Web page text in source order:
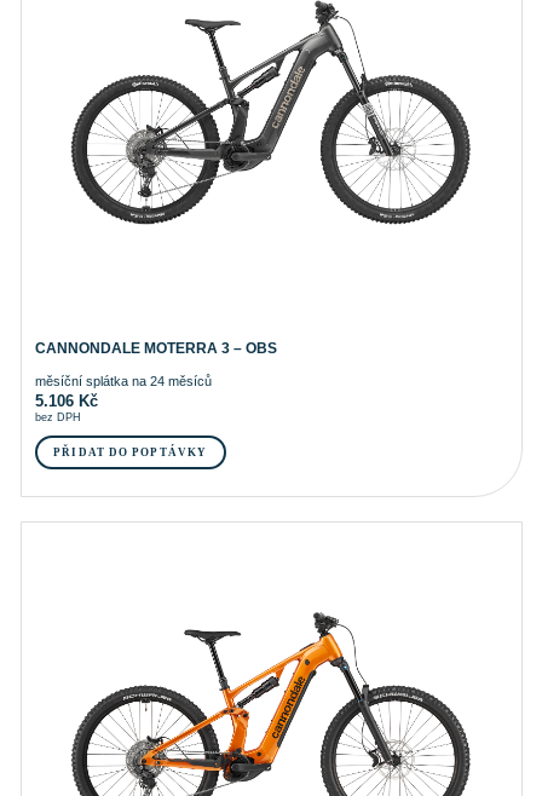
CANNONDALE MOTERRA 3 – OBS
měsíční splátka na 24 měsíců
5.106 Kč
bez DPH
PŘIDAT DO POPTÁVKY